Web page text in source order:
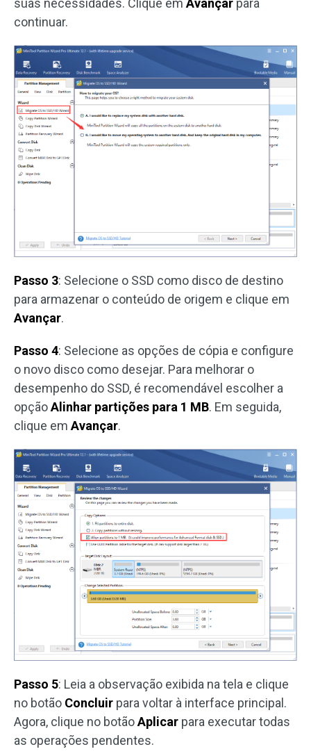
suas necessidades. Clique em Avançar para
continuar.
Passo 3: Selecione o SSD como disco de destino
para armazenar o conteúdo de origem e clique em
Avançar.
Passo 4: Selecione as opções de cópia e configure
o novo disco como desejar. Para melhorar o
desempenho do SSD, é recomendável escolher a
opçãoAlinhar partições para 1 MB. Em seguida,
clique em Avançar.
Passo 5: Leia a observação exibida na tela e clique
no botão Concluir para voltar à interface principal.
Agora, clique no botãoAplicar para executar todas
as operações pendentes.